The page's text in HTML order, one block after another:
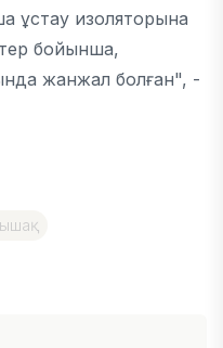
ұстау изоляторына
бойынша,
жанжал болған", -